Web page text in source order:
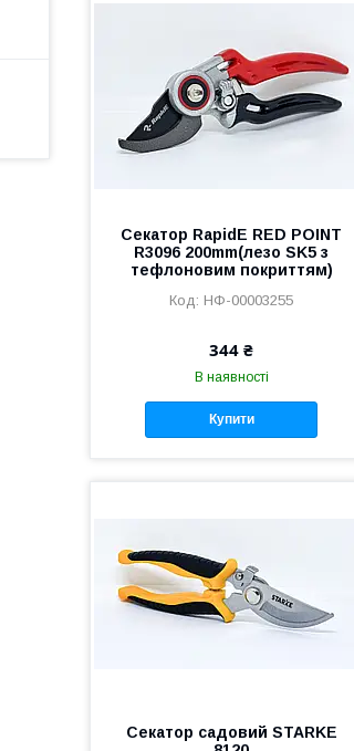
Секатор RapidE RED POINT
R3096 200mm(лезо SK5 з
тефлоновим покриттям)
НФ-00003255
344 ₴
В наявності
Купити
Секатор садовий STARKE